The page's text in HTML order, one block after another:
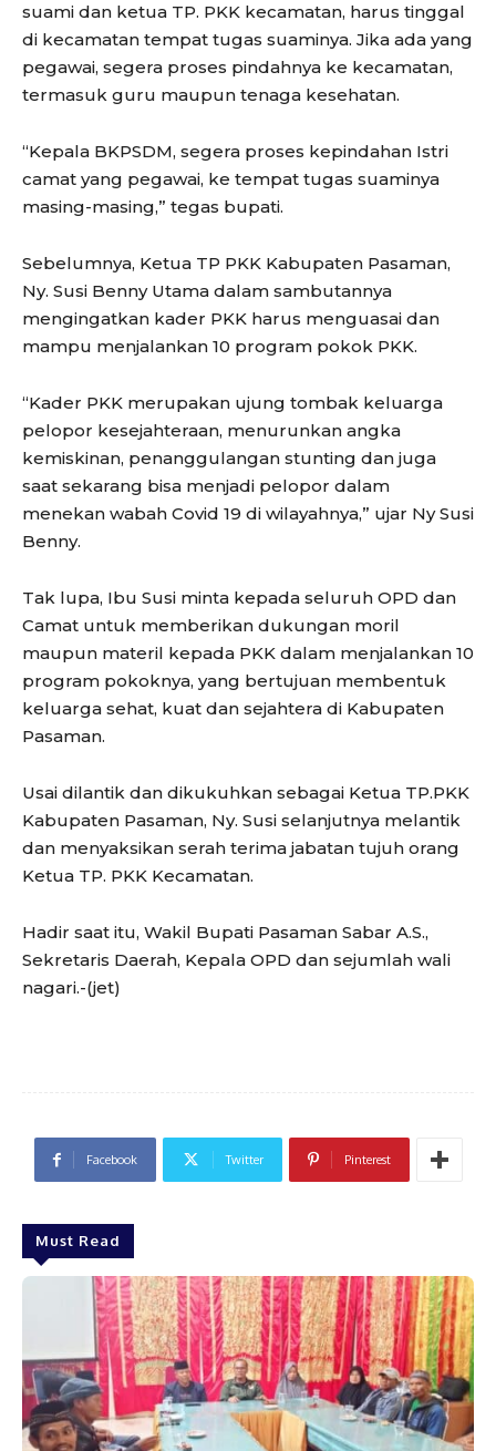
suami dan ketua TP. PKK kecamatan, harus tinggal
di kecamatan tempat tugas suaminya. Jika ada yang
pegawai, segera proses pindahnya ke kecamatan,
termasuk guru maupun tenaga kesehatan.
“Kepala BKPSDM, segera proses kepindahan Istri
camat yang pegawai, ke tempat tugas suaminya
masing-masing,” tegas bupati.
Sebelumnya, Ketua TP PKK Kabupaten Pasaman,
Ny. Susi Benny Utama dalam sambutannya
mengingatkan kader PKK harus menguasai dan
mampu menjalankan 10 program pokok PKK.
“Kader PKK merupakan ujung tombak keluarga
pelopor kesejahteraan, menurunkan angka
kemiskinan, penanggulangan stunting dan juga
saat sekarang bisa menjadi pelopor dalam
menekan wabah Covid 19 di wilayahnya,” ujar Ny Susi
Benny.
Tak lupa, Ibu Susi minta kepada seluruh OPD dan
Camat untuk memberikan dukungan moril
maupun materil kepada PKK dalam menjalankan 10
program pokoknya, yang bertujuan membentuk
keluarga sehat, kuat dan sejahtera di Kabupaten
Pasaman.
Usai dilantik dan dikukuhkan sebagai Ketua TP.PKK
Kabupaten Pasaman, Ny. Susi selanjutnya melantik
dan menyaksikan serah terima jabatan tujuh orang
Ketua TP. PKK Kecamatan.
Hadir saat itu, Wakil Bupati Pasaman Sabar A.S.,
Sekretaris Daerah, Kepala OPD dan sejumlah wali
nagari.-(jet)
Facebook Twitter Pinterest
Must Read